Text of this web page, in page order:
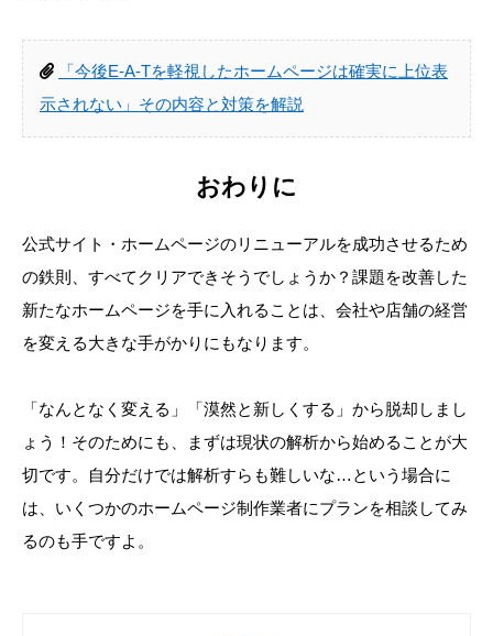
「今後E-A-Tを軽視したホームページは確実に上位表
示されない」その内容と対策を解説
おわりに
公式サイト・ホームページのリニューアルを成功させるため
の鉄則、すべてクリアできそうでしょうか？課題を改善した
新たなホームページを手に入れることは、会社や店舗の経営
を変える大きな手がかりにもなります。
「なんとなく変える」「漠然と新しくする」から脱却しまし
ょう！そのためにも、まずは現状の解析から始めることが大
切です。自分だけでは解析すらも難しいな…という場合に
は、いくつかのホームページ制作業者にプランを相談してみ
るのも手ですよ。